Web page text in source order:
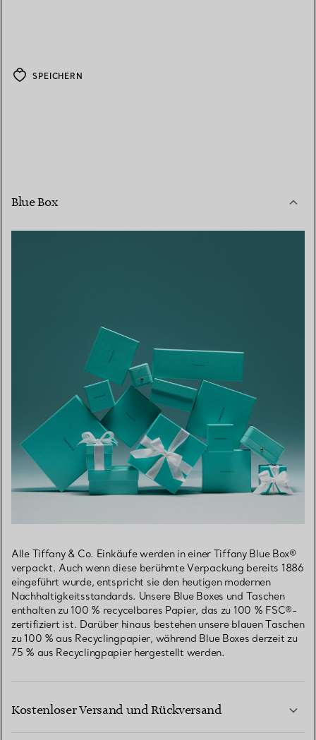
SPEICHERN
Blue Box
Alle Tiffany & Co. Einkäufe werden in einer Tiffany Blue Box®
verpackt. Auch wenn diese berühmte Verpackung bereits 1886
eingeführt wurde, entspricht sie den heutigen modernen
Nachhaltigkeitsstandards. Unsere Blue Boxes und Taschen
enthalten zu 100 % recycelbares Papier, das zu 100 % FSC®-
zertifiziert ist. Darüber hinaus bestehen unsere blauen Taschen
zu 100 % aus Recyclingpapier, während Blue Boxes derzeit zu
75 % aus Recyclingpapier hergestellt werden.
Kostenloser Versand und Rückversand